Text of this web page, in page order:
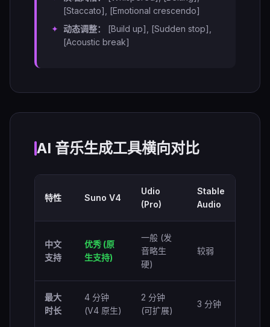
[Staccato], [Emotional crescendo]
动态调整：
[Build up], [Sudden stop],
[Acoustic break]
AI 音乐生成工具横向对比
特性 Suno V4
Udio
(Pro)
Stable
Audio
中文
支持
优秀 (原
生支持)
一般 (发
音略生
硬)
较弱
最大
时长
4 分钟
(V4 原生)
2 分钟
(可扩展)
3 分钟